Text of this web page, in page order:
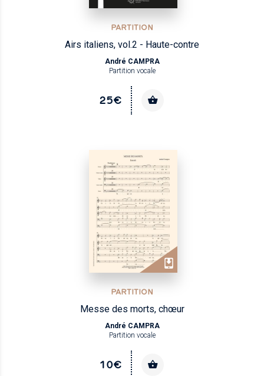
PARTITION
Airs italiens, vol.2 - Haute-contre
André CAMPRA
Partition vocale
25€
PARTITION
Messe des morts, chœur
André CAMPRA
Partition vocale
10€